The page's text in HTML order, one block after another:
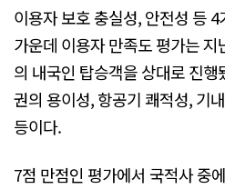
이용자 보호 충실성, 안전성 등
가운데 이용자 만족도 평가는
의 내국인 탑승객을 상대로 진행
권의 용이성, 항공기 쾌적성, 기
등이다.
7점 만점인 평가에서 국적사 중